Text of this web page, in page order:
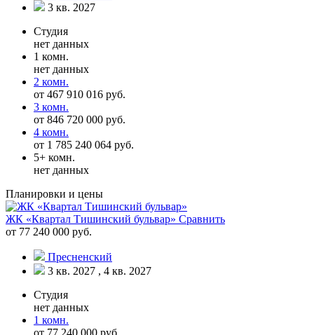
3 кв. 2027
Студия
нет данных
1 комн.
нет данных
2 комн.
от 467 910 016 руб.
3 комн.
от 846 720 000 руб.
4 комн.
от 1 785 240 064 руб.
5+ комн.
нет данных
Планировки и цены
ЖК «Квартал Тишинский бульвар» Сравнить
от 77 240 000 руб.
Пресненский
3 кв. 2027 , 4 кв. 2027
Студия
нет данных
1 комн.
от 77 240 000 руб.